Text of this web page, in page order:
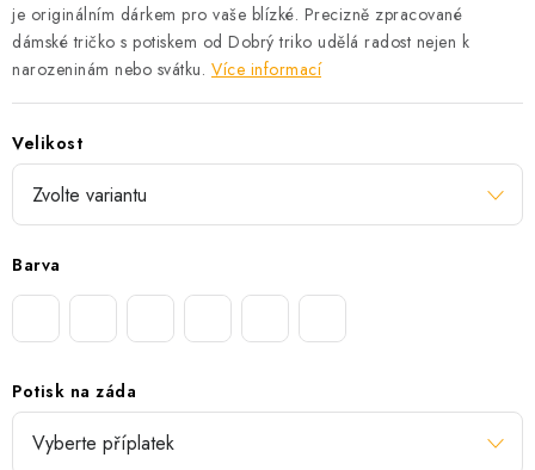
je originálním dárkem pro vaše blízké. Precizně zpracované
dámské tričko s potiskem od Dobrý triko udělá radost nejen k
narozeninám nebo svátku. Více informací
Velikost
Barva
Potisk na záda